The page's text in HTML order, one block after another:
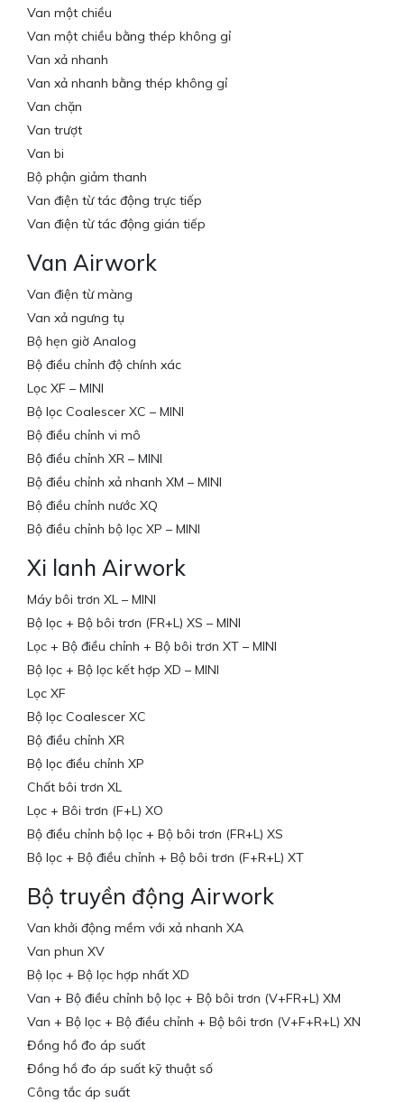
Van một chiều
Van một chiều bằng thép không gỉ
Van xả nhanh
Van xả nhanh bằng thép không gỉ
Van chặn
Van trượt
Van bi
Bộ phận giảm thanh
Van điện từ tác động trực tiếp
Van điện từ tác động gián tiếp
Van Airwork
Van điện từ màng
Van xả ngưng tụ
Bộ hẹn giờ Analog
Bộ điều chỉnh độ chính xác
Lọc XF – MINI
Bộ lọc Coalescer XC – MINI
Bộ điều chỉnh vi mô
Bộ điều chỉnh XR – MINI
Bộ điều chỉnh xả nhanh XM – MINI
Bộ điều chỉnh nước XQ
Bộ điều chỉnh bộ lọc XP – MINI
Xi lanh Airwork
Máy bôi trơn XL – MINI
Bộ lọc + Bộ bôi trơn (FR+L) XS – MINI
Lọc + Bộ điều chỉnh + Bộ bôi trơn XT – MINI
Bộ lọc + Bộ lọc kết hợp XD – MINI
Lọc XF
Bộ lọc Coalescer XC
Bộ điều chỉnh XR
Bộ lọc điều chỉnh XP
Chất bôi trơn XL
Lọc + Bôi trơn (F+L) XO
Bộ điều chỉnh bộ lọc + Bộ bôi trơn (FR+L) XS
Bộ lọc + Bộ điều chỉnh + Bộ bôi trơn (F+R+L) XT
Bộ truyền động Airwork
Van khởi động mềm với xả nhanh XA
Van phun XV
Bộ lọc + Bộ lọc hợp nhất XD
Van + Bộ điều chỉnh bộ lọc + Bộ bôi trơn (V+FR+L) XM
Van + Bộ lọc + Bộ điều chỉnh + Bộ bôi trơn (V+F+R+L) XN
Đồng hồ đo áp suất
Đồng hồ đo áp suất kỹ thuật số
Công tắc áp suất